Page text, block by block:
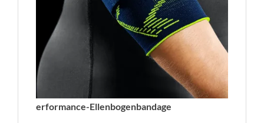
erformance-Ellenbogenbandage